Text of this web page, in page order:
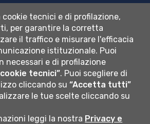
Università degli studi di Bergamo
tecnici e di profilazione,
per garantire la corretta
il traffico e misurare l'efficacia
istituzionale. Puoi
necessari e di profilazione
tecnici”. Puoi scegliere di
cliccando su“Accetta tutti”
le tue scelte cliccando su
leggi la nostra Privacy e